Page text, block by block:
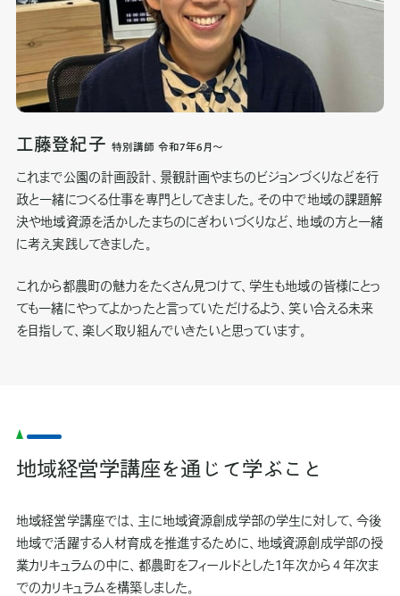
工藤登紀子 特別講師 令和7年6月～
これまで公園の計画設計、景観計画やまちのビジョンづくりなどを行
政と一緒につくる仕事を専門としてきました。その中で地域の課題解
決や地域資源を活かしたまちのにぎわいづくりなど、地域の方と一緒
に考え実践してきました。
これから都農町の魅力をたくさん見つけて、学生も地域の皆様にとっ
ても一緒にやってよかったと言っていただけるよう、笑い合える未来
を目指して、楽しく取り組んでいきたいと思っています。
地域経営学講座を通じて学ぶこと
地域経営学講座では、主に地域資源創成学部の学生に対して、今後
地域で活躍する人材育成を推進するために、地域資源創成学部の授
業カリキュラムの中に、都農町をフィールドとした1年次から４年次ま
でのカリキュラムを構築しました。